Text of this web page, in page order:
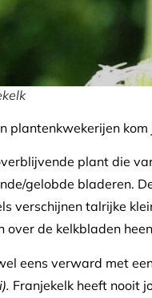
kom
plant die
gelobde bladeren.
verschijnen talrijke
over de kelkbladen
eens verward met
Franjekelk heeft nooit